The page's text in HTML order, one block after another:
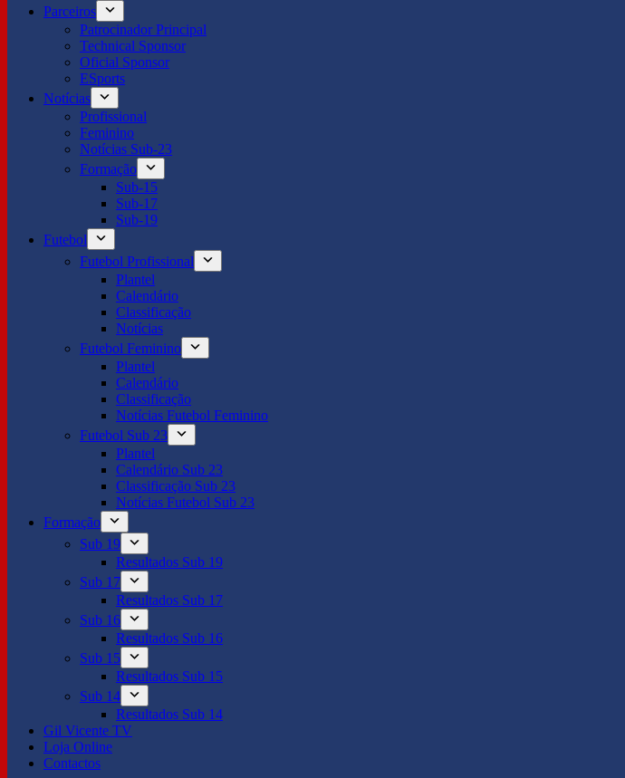
Parceiros
Patrocinador Principal
Technical Sponsor
Oficial Sponsor
ESports
Notícias
Profissional
Feminino
Notícias Sub-23
Formação
Sub-15
Sub-17
Sub-19
Futebol
Futebol Profissional
Plantel
Calendário
Classificação
Notícias
Futebol Feminino
Plantel
Calendário
Classificação
Notícias Futebol Feminino
Futebol Sub 23
Plantel
Calendário Sub 23
Classificação Sub 23
Notícias Futebol Sub 23
Formação
Sub 19
Resultados Sub 19
Sub 17
Resultados Sub 17
Sub 16
Resultados Sub 16
Sub 15
Resultados Sub 15
Sub 14
Resultados Sub 14
Gil Vicente TV
Loja Online
Contactos